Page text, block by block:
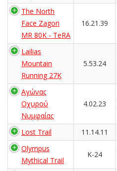
The North
Face Zagori
MR 80K - TeRA
16.21.39
Lailias
Mountain
Running 27K
5.53.24
Αγώνας
Οχυρού
Νυμφαίας
4.02.23
Lost Trail 11.14.11
Olympus
Mythical Trail
K-24